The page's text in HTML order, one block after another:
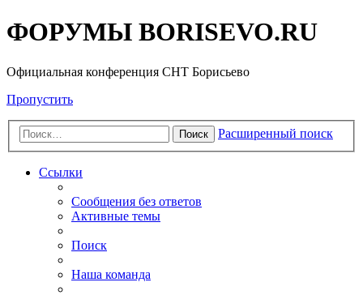
ФОРУМЫ BORISEVO.RU
Официальная конференция СНТ Борисьево
Пропустить
Поиск Расширенный поиск
Ссылки
Сообщения без ответов
Активные темы
Поиск
Наша команда